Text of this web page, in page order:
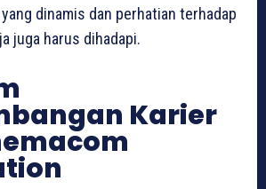
dinamis dan perhatian terhadap
juga harus dihadapi.
Karier